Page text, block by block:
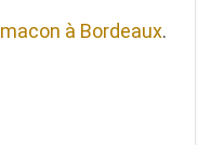
macon à Bordeaux.